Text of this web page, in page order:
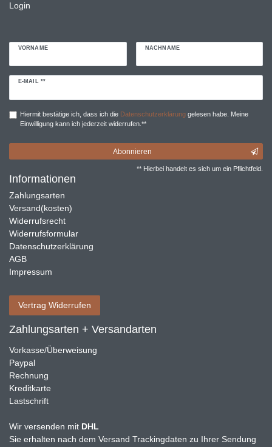
Login
VORNAME NACHNAME
E-MAIL **
Newsletter
Hiermit bestätige ich, dass ich die Daten­schutz­erklärunggelesen habe. Meine
Einwilligung kann ich jederzeit widerrufen.**
Abonnieren
** Hierbei handelt es sich um ein Pflichtfeld.
Informationen
Zahlungsarten
Versand(kosten)
Widerrufsrecht
Widerrufsformular
Datenschutzerklärung
AGB
Impressum
Vertrag Widerrufen
Zahlungsarten + Versandarten
Vorkasse/Überweisung
Paypal
Rechnung
Kreditkarte
Lastschrift
Wir versenden mit DHL
Sie erhalten nach dem Versand Trackingdaten zu Ihrer Sendung